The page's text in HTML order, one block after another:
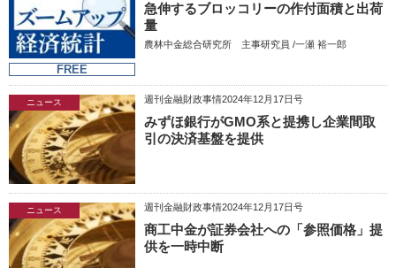
FREE
急伸するブロッコリーの作付面積と出荷
量
農林中金総合研究所 主事研究員 /一瀬 裕一郎
ニュース 週刊金融財政事情2024年12月17日号
みずほ銀行がGMO系と提携し企業間取
引の決済基盤を提供
ニュース 週刊金融財政事情2024年12月17日号
商工中金が証券会社への「参照価格」提
供を一時中断